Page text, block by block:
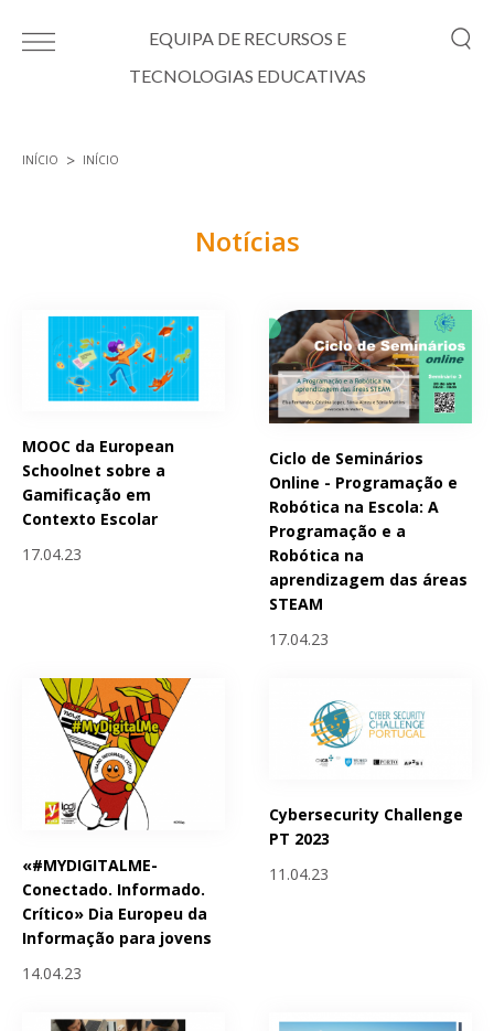
EQUIPA DE RECURSOS E
TECNOLOGIAS EDUCATIVAS
INÍCIO INÍCIO
Notícias
MOOC da European
Schoolnet sobre a
Gamificação em
Contexto Escolar
17.04.23
Ciclo de Seminários
Online - Programação e
Robótica na Escola: A
Programação e a
Robótica na
aprendizagem das áreas
STEAM
17.04.23
«#MYDIGITALME-
Conectado. Informado.
Crítico» Dia Europeu da
Informação para jovens
14.04.23
Cybersecurity Challenge
PT 2023
11.04.23
Páginas